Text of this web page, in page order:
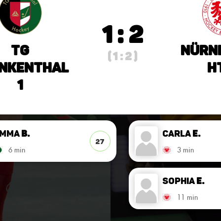
TG
1
1 : 2
( 1 : 2 )
CarlaE.
3 min
B.
6 min
27
SophiaE.
11 min